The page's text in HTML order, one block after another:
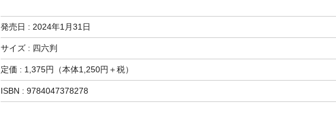
発売日 : 2024年1月31日
サイズ : 四六判
定価 : 1,375円（本体1,250円＋税）
ISBN : 9784047378278